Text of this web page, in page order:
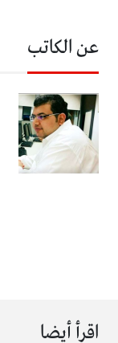
عن الكاتب
اقرأ أيضا